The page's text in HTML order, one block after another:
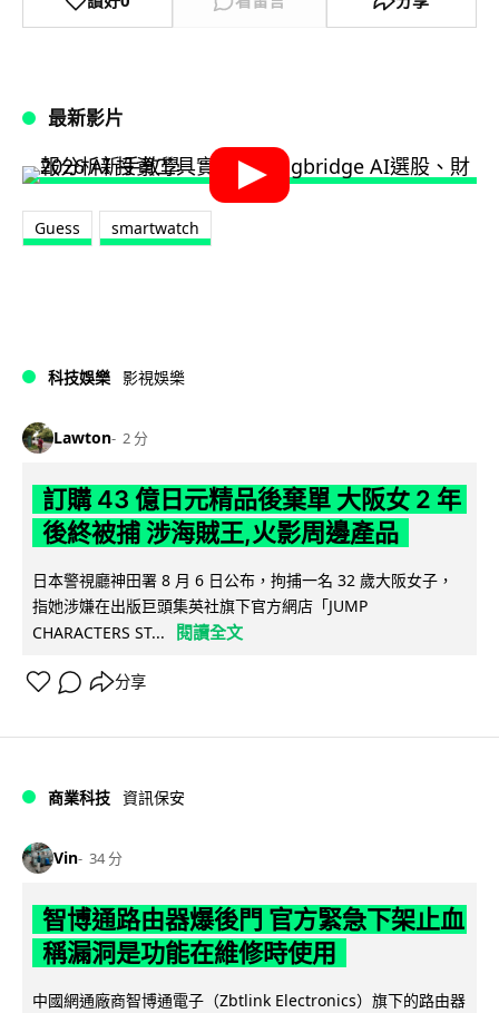
最新影片
Guess smartwatch
科技娛樂 影視娛樂
Lawton 2 分
訂購 43 億日元精品後棄單 大阪女 2 年
後終被捕 涉海賊王,火影周邊產品
日本警視廳神田署 8 月 6 日公布，拘捕一名 32 歲大阪女子，
指她涉嫌在出版巨頭集英社旗下官方網店「JUMP
CHARACTERS ST...
閱讀全文
分享
商業科技 資訊保安
Vin 34 分
智博通路由器爆後門 官方緊急下架止血
稱漏洞是功能在維修時使用
中國網通廠商智博通電子（Zbtlink Electronics）旗下的路由器